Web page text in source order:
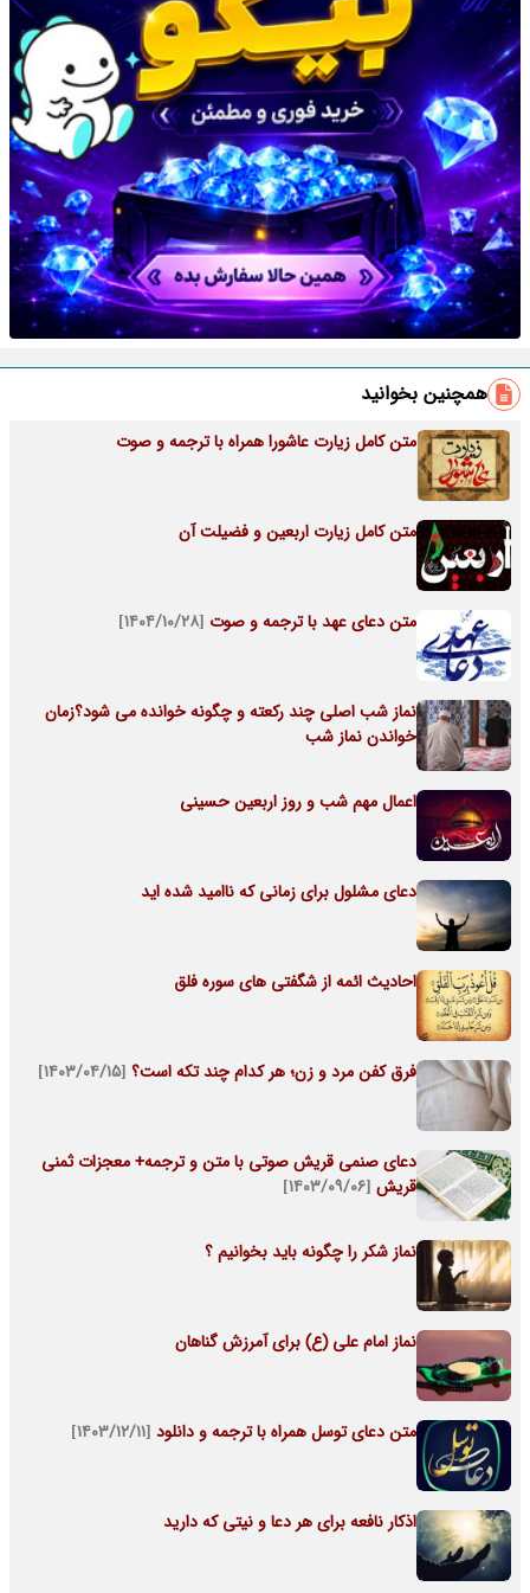
همچنین بخوانید
متن کامل زیارت عاشورا همراه با ترجمه و صوت
متن کامل زیارت اربعین و فضیلت آن
متن دعای عهد با ترجمه و صوت [۱۴۰۴/۱۰/۲۸]
نماز شب اصلی چند رکعته و چگونه خوانده می شود؟زمان
خواندن نماز شب
اعمال مهم شب و روز اربعین حسینی
دعای مشلول برای زمانی که ناامید شده اید
احادیث ائمه از شگفتی های سوره فلق
فرق کفن مرد و زن؛ هر کدام چند تکه است؟ [۱۴۰۳/۰۴/۱۵]
دعای صنمی قریش صوتی با متن و ترجمه+ معجزات ثمنی
قریش [۱۴۰۳/۰۹/۰۶]
نماز شکر را چگونه باید بخوانیم ؟
نماز امام علی (ع) برای آمرزش گناهان
متن دعای توسل همراه با ترجمه و دانلود [۱۴۰۳/۱۲/۱۱]
اذکار نافعه برای هر دعا و نیتی که دارید